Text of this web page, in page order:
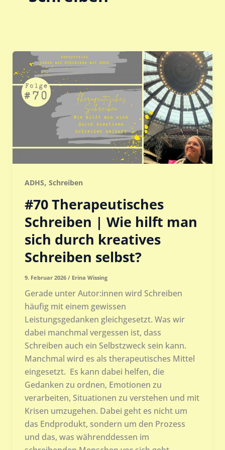
ADHS, Schreiben
#70 Therapeutisches
Schreiben | Wie hilft man
sich durch kreatives
Schreiben selbst?
9. Februar 2026 / Erina Wissing
Gerade unter Autor:innen wird Schreiben
häufig mit einem gewissen
Leistungsgedanken gleichgesetzt. Was wir
dabei manchmal vergessen ist, dass
Schreiben auch ein Selbstzweck sein kann.
Manchmal wird es als therapeutisches Mittel
eingesetzt. Es kann dabei helfen, die
Gedanken zu ordnen, Emotionen zu
verarbeiten, Situationen zu verstehen und mit
Krisen umzugehen. Dabei geht es nicht um
das Endprodukt, sondern um den Prozess
und das, was währenddessen im